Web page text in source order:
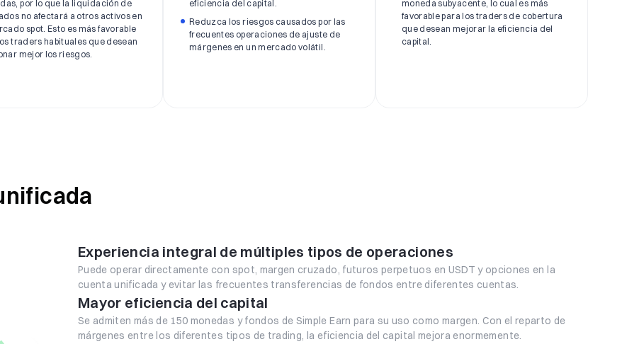
por lo que la liquidación de
no afectará a otros activos en
spot. Esto es más favorable
traders habituales que desean
mejor los riesgos.
eficiencia del capital.
Reduzca los riesgos causados por las
frecuentes operaciones de ajuste de
márgenes en un mercado volátil.
moneda subyacente, lo cual es más
favorable para los traders de cobertura
que desean mejorar la eficiencia del
capital.
Experiencia integral de múltiples tipos de operaciones
Puede operar directamente con spot, margen cruzado, futuros perpetuos en USDT y opciones en la
cuenta unificada y evitar las frecuentes transferencias de fondos entre diferentes cuentas.
Mayor eficiencia del capital
Se admiten más de 150 monedas y fondos de Simple Earn para su uso como margen. Con el reparto de
márgenes entre los diferentes tipos de trading, la eficiencia del capital mejora enormemente.